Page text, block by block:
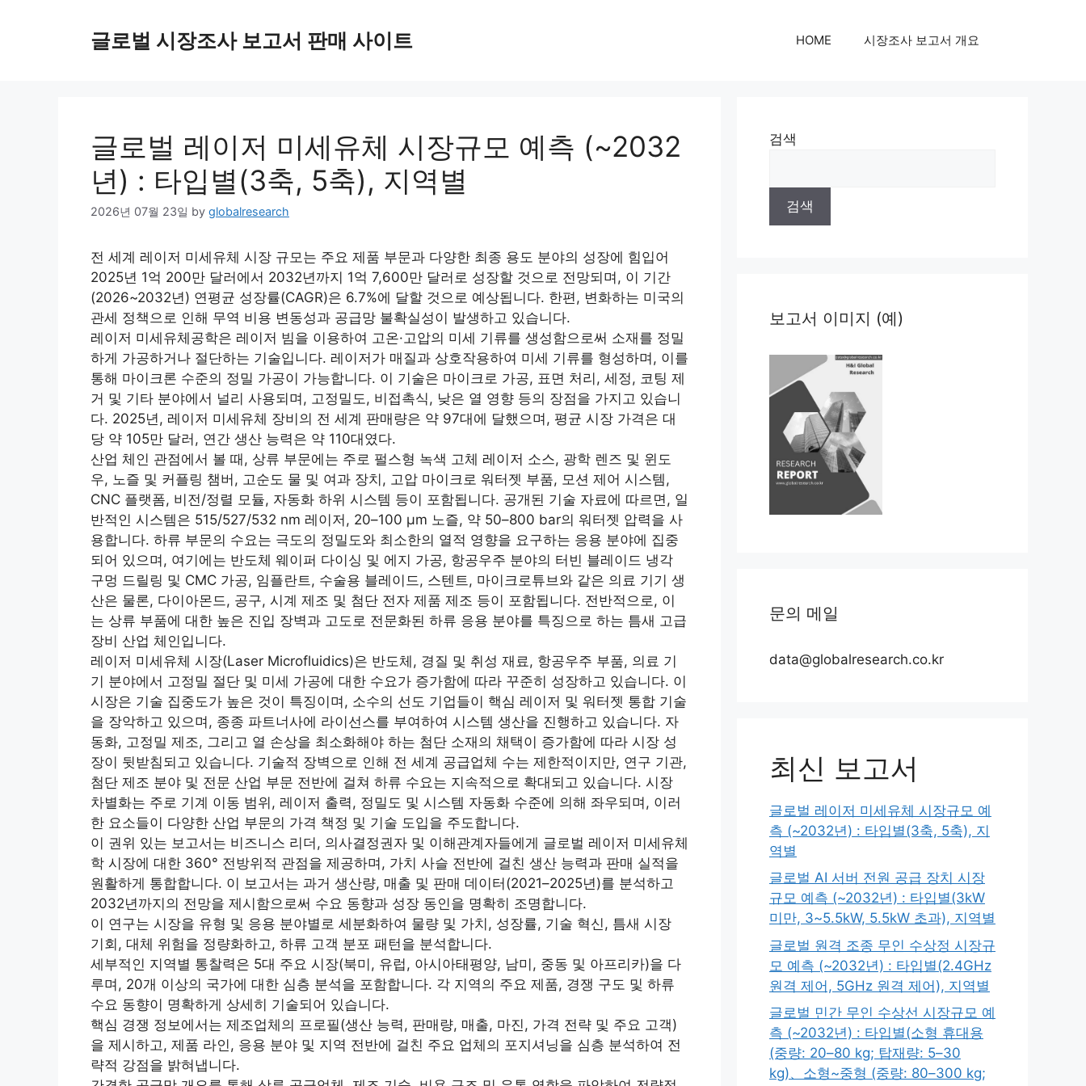
글로벌 시장조사 보고서 판매 사이트 HOME 시장조사 보고서 개요
글로벌 레이저 미세유체 시장규모 예측 (~2032
년) : 타입별(3축, 5축), 지역별
2026년 07월 23일 by globalresearch
전 세계 레이저 미세유체 시장 규모는 주요 제품 부문과 다양한 최종 용도 분야의 성장에 힘입어
2025년 1억 200만 달러에서 2032년까지 1억 7,600만 달러로 성장할 것으로 전망되며, 이 기간
(2026~2032년) 연평균 성장률(CAGR)은 6.7%에 달할 것으로 예상됩니다. 한편, 변화하는 미국의
관세 정책으로 인해 무역 비용 변동성과 공급망 불확실성이 발생하고 있습니다.
레이저 미세유체공학은 레이저 빔을 이용하여 고온·고압의 미세 기류를 생성함으로써 소재를 정밀
하게 가공하거나 절단하는 기술입니다. 레이저가 매질과 상호작용하여 미세 기류를 형성하며, 이를
통해 마이크론 수준의 정밀 가공이 가능합니다. 이 기술은 마이크로 가공, 표면 처리, 세정, 코팅 제
거 및 기타 분야에서 널리 사용되며, 고정밀도, 비접촉식, 낮은 열 영향 등의 장점을 가지고 있습니
다. 2025년, 레이저 미세유체 장비의 전 세계 판매량은 약 97대에 달했으며, 평균 시장 가격은 대
당 약 105만 달러, 연간 생산 능력은 약 110대였다.
산업 체인 관점에서 볼 때, 상류 부문에는 주로 펄스형 녹색 고체 레이저 소스, 광학 렌즈 및 윈도
우, 노즐 및 커플링 챔버, 고순도 물 및 여과 장치, 고압 마이크로 워터젯 부품, 모션 제어 시스템,
CNC 플랫폼, 비전/정렬 모듈, 자동화 하위 시스템 등이 포함됩니다. 공개된 기술 자료에 따르면, 일
반적인 시스템은 515/527/532 nm 레이저, 20–100 μm 노즐, 약 50–800 bar의 워터젯 압력을 사
용합니다. 하류 부문의 수요는 극도의 정밀도와 최소한의 열적 영향을 요구하는 응용 분야에 집중
되어 있으며, 여기에는 반도체 웨이퍼 다이싱 및 에지 가공, 항공우주 분야의 터빈 블레이드 냉각
구멍 드릴링 및 CMC 가공, 임플란트, 수술용 블레이드, 스텐트, 마이크로튜브와 같은 의료 기기 생
산은 물론, 다이아몬드, 공구, 시계 제조 및 첨단 전자 제품 제조 등이 포함됩니다. 전반적으로, 이
는 상류 부품에 대한 높은 진입 장벽과 고도로 전문화된 하류 응용 분야를 특징으로 하는 틈새 고급
장비 산업 체인입니다.
레이저 미세유체 시장(Laser Microfluidics)은 반도체, 경질 및 취성 재료, 항공우주 부품, 의료 기
기 분야에서 고정밀 절단 및 미세 가공에 대한 수요가 증가함에 따라 꾸준히 성장하고 있습니다. 이
시장은 기술 집중도가 높은 것이 특징이며, 소수의 선도 기업들이 핵심 레이저 및 워터젯 통합 기술
을 장악하고 있으며, 종종 파트너사에 라이선스를 부여하여 시스템 생산을 진행하고 있습니다. 자
동화, 고정밀 제조, 그리고 열 손상을 최소화해야 하는 첨단 소재의 채택이 증가함에 따라 시장 성
장이 뒷받침되고 있습니다. 기술적 장벽으로 인해 전 세계 공급업체 수는 제한적이지만, 연구 기관,
첨단 제조 분야 및 전문 산업 부문 전반에 걸쳐 하류 수요는 지속적으로 확대되고 있습니다. 시장
차별화는 주로 기계 이동 범위, 레이저 출력, 정밀도 및 시스템 자동화 수준에 의해 좌우되며, 이러
한 요소들이 다양한 산업 부문의 가격 책정 및 기술 도입을 주도합니다.
이 권위 있는 보고서는 비즈니스 리더, 의사결정권자 및 이해관계자들에게 글로벌 레이저 미세유체
학 시장에 대한 360° 전방위적 관점을 제공하며, 가치 사슬 전반에 걸친 생산 능력과 판매 실적을
원활하게 통합합니다. 이 보고서는 과거 생산량, 매출 및 판매 데이터(2021–2025년)를 분석하고
2032년까지의 전망을 제시함으로써 수요 동향과 성장 동인을 명확히 조명합니다.
이 연구는 시장을 유형 및 응용 분야별로 세분화하여 물량 및 가치, 성장률, 기술 혁신, 틈새 시장
기회, 대체 위험을 정량화하고, 하류 고객 분포 패턴을 분석합니다.
세부적인 지역별 통찰력은 5대 주요 시장(북미, 유럽, 아시아태평양, 남미, 중동 및 아프리카)을 다
루며, 20개 이상의 국가에 대한 심층 분석을 포함합니다. 각 지역의 주요 제품, 경쟁 구도 및 하류
수요 동향이 명확하게 상세히 기술되어 있습니다.
핵심 경쟁 정보에서는 제조업체의 프로필(생산 능력, 판매량, 매출, 마진, 가격 전략 및 주요 고객)
을 제시하고, 제품 라인, 응용 분야 및 지역 전반에 걸친 주요 업체의 포지셔닝을 심층 분석하여 전
략적 강점을 밝혀냅니다.
검색
검색
보고서 이미지 (예)
문의 메일
data@globalresearch.co.kr
최신 보고서
글로벌 레이저 미세유체 시장규모 예
측 (~2032년) : 타입별(3축, 5축), 지
역별
글로벌 AI 서버 전원 공급 장치 시장
규모 예측 (~2032년) : 타입별(3kW
미만, 3~5.5kW, 5.5kW 초과), 지역별
글로벌 원격 조종 무인 수상정 시장규
모 예측 (~2032년) : 타입별(2.4GHz
원격 제어, 5GHz 원격 제어), 지역별
글로벌 민간 무인 수상선 시장규모 예
측 (~2032년) : 타입별(소형 휴대용
(중량: 20–80 kg; 탑재량: 5–30
kg)、소형~중형 (중량: 80–300 kg;